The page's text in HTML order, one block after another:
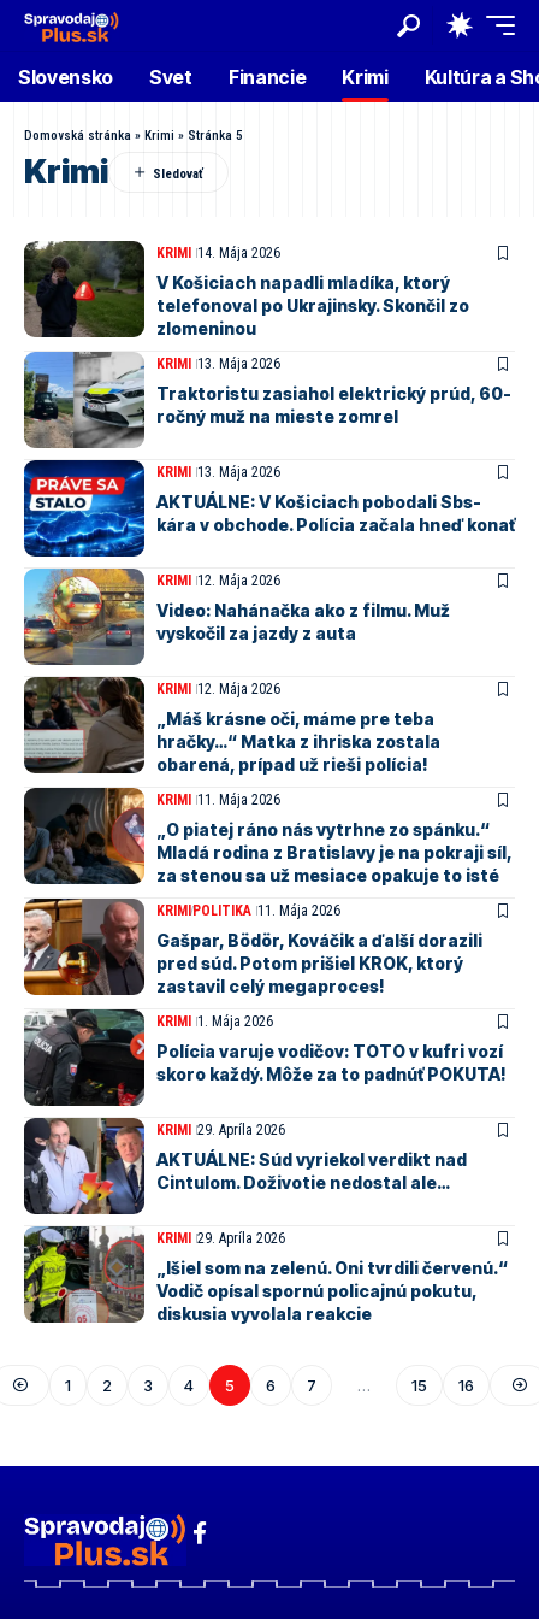
Slovensko Svet Financie Krimi Kultúra a
Domovská stránka » Krimi » Stránka 5
Krimi
KRIMI 14. Mája 2026
V Košiciach napadli mladíka, ktorý
telefonoval po Ukrajinsky. Skončil zo
zlomeninou
KRIMI 13. Mája 2026
Traktoristu zasiahol elektrický prúd, 60-
ročný muž na mieste zomrel
KRIMI 13. Mája 2026
AKTUÁLNE: V Košiciach pobodali Sbs-
kára v obchode. Polícia začala hneď konať
KRIMI 12. Mája 2026
Video: Nahánačka ako z filmu. Muž
vyskočil za jazdy z auta
KRIMI 12. Mája 2026
„Máš krásne oči, máme pre teba
hračky…“ Matka z ihriska zostala
obarená, prípad už rieši polícia!
KRIMI 11. Mája 2026
„O piatej ráno nás vytrhne zo spánku.“
Mladá rodina z Bratislavy je na pokraji síl,
za stenou sa už mesiace opakuje to isté
KRIMIPOLITIKA 11. Mája 2026
Gašpar, Bödör, Kováčik a ďalší dorazili
pred súd. Potom prišiel KROK, ktorý
zastavil celý megaproces!
KRIMI 1. Mája 2026
Polícia varuje vodičov: TOTO v kufri vozí
skoro každý. Môže za to padnúť POKUTA!
KRIMI 29. Apríla 2026
AKTUÁLNE: Súd vyriekol verdikt nad
Cintulom. Doživotie nedostal ale…
KRIMI 29. Apríla 2026
„Išiel som na zelenú. Oni tvrdili červenú.“
Vodič opísal spornú policajnú pokutu,
diskusia vyvolala reakcie
1 2 3 4 5 6 7 … 15 16